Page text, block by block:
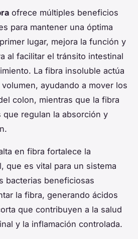
ofrece múltiples beneficios
para mantener una óptima
lugar, mejora la función y
al facilitar el tránsito intestinal
La fibra insoluble actúa
ayudando a mover los
colon, mientras que la fibra
regulan la absorción y
en fibra fortalece la
que es vital para un sistema
bacterias beneficiosas
la fibra, generando ácidos
que contribuyen a la salud
y la inflamación controlada.